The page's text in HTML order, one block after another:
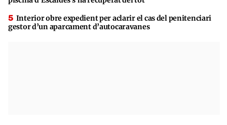
Interior obre expedient per aclarir el cas del penitenciari
gestor d’un aparcament d’autocaravanes